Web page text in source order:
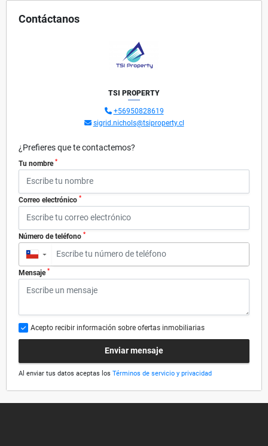
Contáctanos
TSI PROPERTY
+56950828619
sigrid.nichols@tsiproperty.cl
¿Prefieres que te contactemos?
Tu nombre *
Correo electrónico *
Número de teléfono *
▼
Mensaje *
Acepto recibir información sobre ofertas inmobiliarias
Enviar mensaje
Al enviar tus datos aceptas los Términos de servicio y privacidad